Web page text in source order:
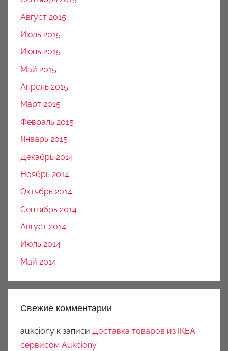
Август 2015
Июль 2015
Июнь 2015
Май 2015
Апрель 2015
Март 2015
Февраль 2015
Январь 2015
Декабрь 2014
Ноябрь 2014
Октябрь 2014
Сентябрь 2014
Август 2014
Июль 2014
Май 2014
Свежие комментарии
aukciony к записи Доставка товаров из IKEA
сервисом Aukciony